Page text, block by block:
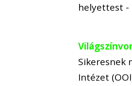
helyettest -
Sikeresnek
Intézet